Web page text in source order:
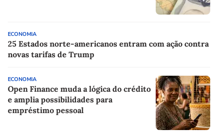
ECONOMIA
25 Estados norte-americanos entram com ação contra
novas tarifas de Trump
ECONOMIA
Open Finance muda a lógica do crédito
e amplia possibilidades para
empréstimo pessoal